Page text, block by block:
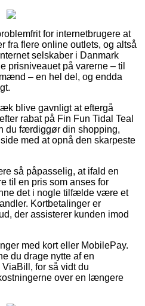
for internetbrugere at
fra flere online outlets, og altså
selskaber i Danmark
prisniveauet på varerne – til
– en hel del, og endda
blive gavnligt at eftergå
rabat på Fin Fun Tidal Teal
du færdiggør din shopping,
med at opnå den skarpeste
så påpasselig, at ifald en
til en pris som anses for
det i nogle tilfælde være et
Kortbetalinger er
der assisterer kunden imod
med kort eller MobilePay.
du drage nytte af en
for så vidt du
over en længere